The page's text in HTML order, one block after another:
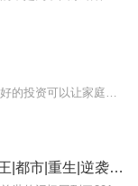
【免费】重生之都市投资天王|都市|重生|逆袭|赚钱|AI专辑